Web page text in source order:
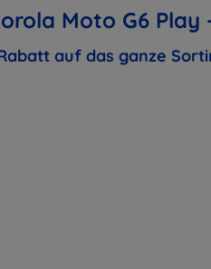
Moto G6 Play
auf das ganze